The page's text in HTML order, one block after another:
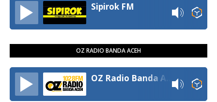
Sipirok FM
OZ RADIO BANDA ACEH